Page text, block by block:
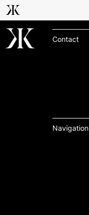
Contact
Navigation